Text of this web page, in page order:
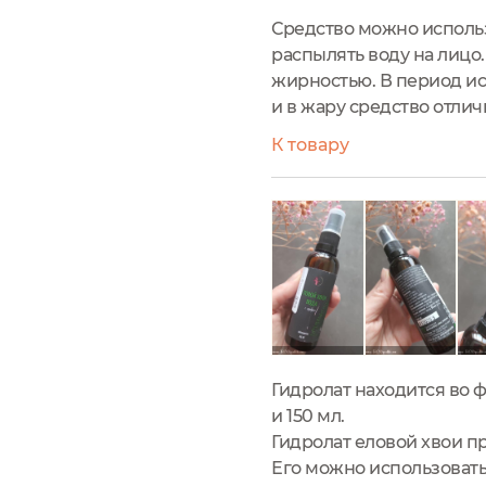
Средство можно
распылять воду на
жирностью. В период
и в жару средство
К товару
Гидролат находится во
и 150 мл.
Гидролат еловой хвои
Его можно